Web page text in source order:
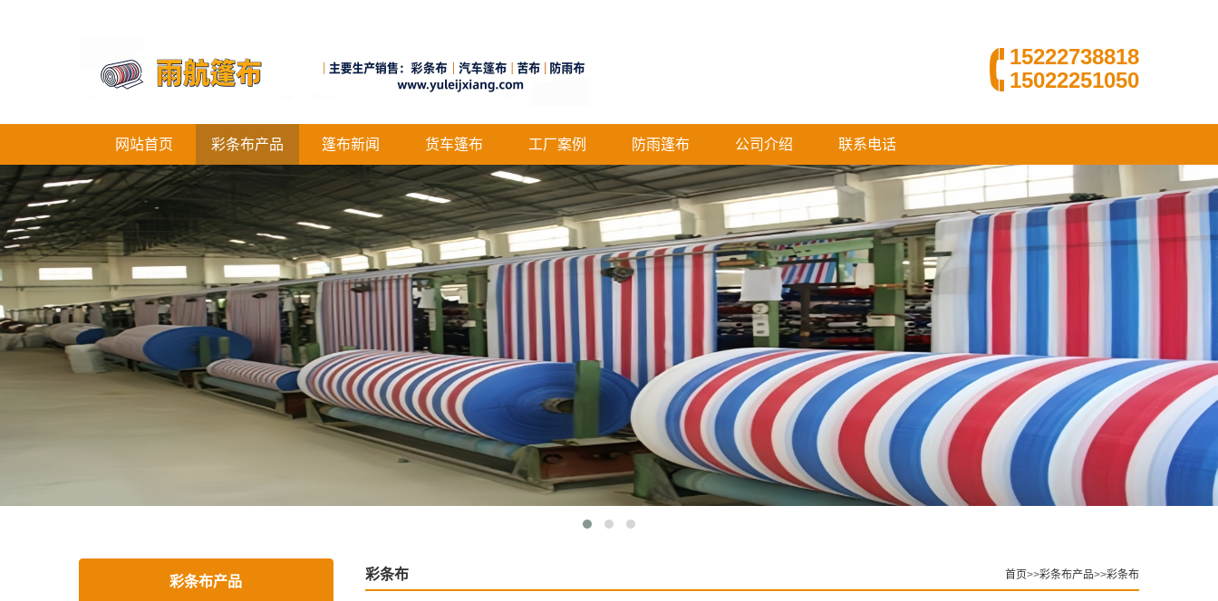
15222738818
15022251050
网站首页 彩条布产品 篷布新闻 货车篷布 工厂案例 防雨篷布 公司介绍 联系电话
彩条布产品 彩条布 首页>>彩条布产品>>彩条布